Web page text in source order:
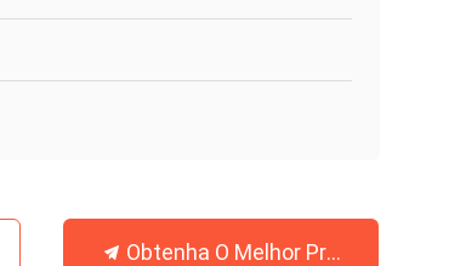
Obtenha O Melhor Preço